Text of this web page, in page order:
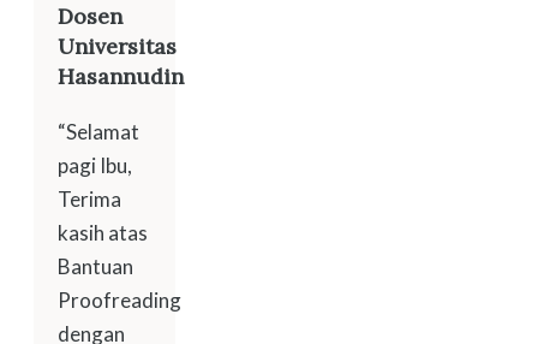
Dosen
Universitas
Hasannudin
“Selamat
pagi Ibu,
Terima
kasih atas
Bantuan
Proofreading
dengan